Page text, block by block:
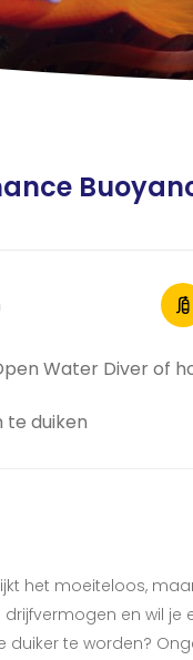
Water Diver of
te duiken
het moeiteloos,
en wil
te worden?